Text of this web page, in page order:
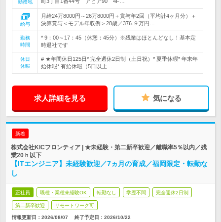
勤務地
給与
月給24万8000円～26万8000円＋賞与年2回（平均計4ヶ月分）＋
決算賞与＜モデル年収例＞28歳／376.９万円…
勤務
時間
* 9：00～17：45（休憩：45分）※残業はほとんどなし！基本定
時退社です
休日
休暇
# ★年間休日125日* 完全週休2日制（土日祝）* 夏季休暇* 年末年
始休暇* 有給休暇（5日以上…
求人詳細を見る 気になる
新着
株式会社KICフロンティア | ★未経験・第二新卒歓迎／離職率5％以内／残
業20ｈ以下
【ITエンジニア】未経験歓迎／7ヵ月の育成／福岡限定・転勤な
し
正社員 職種・業種未経験OK 転勤なし 学歴不問 完全週休2日制
第二新卒歓迎 リモートワーク可
情報更新日：2026/08/07 終了予定日： 2026/10/22